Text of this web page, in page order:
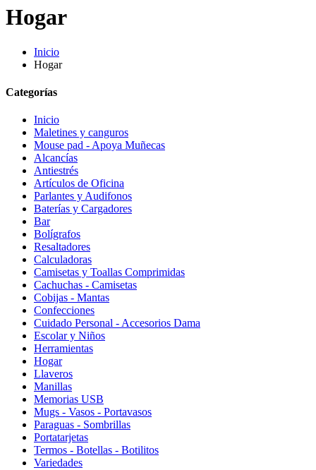
Hogar
Inicio
Hogar
Categorías
Inicio
Maletines y canguros
Mouse pad - Apoya Muñecas
Alcancías
Antiestrés
Artículos de Oficina
Parlantes y Audifonos
Baterías y Cargadores
Bar
Bolígrafos
Resaltadores
Calculadoras
Camisetas y Toallas Comprimidas
Cachuchas - Camisetas
Cobijas - Mantas
Confecciones
Cuidado Personal - Accesorios Dama
Escolar y Niños
Herramientas
Hogar
Llaveros
Manillas
Memorias USB
Mugs - Vasos - Portavasos
Paraguas - Sombrillas
Portatarjetas
Termos - Botellas - Botilitos
Variedades